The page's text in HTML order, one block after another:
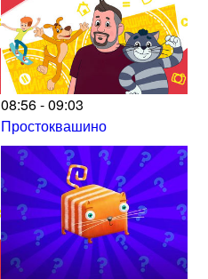
08:56 - 09:03
Простоквашино